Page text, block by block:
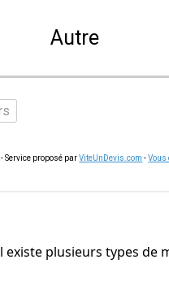
Autre
- Service proposé parViteUnDevis.com -Vous
plusieurs types de